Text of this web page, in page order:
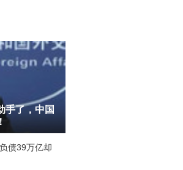
手了，中国
债39万亿却